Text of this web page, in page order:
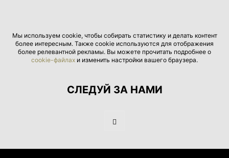
Мы используем cookie, чтобы собирать статистику и делать контент
более интересным. Также cookie используются для отображения
более релевантной рекламы. Вы можете прочитать подробнее о
cookie-файлах и изменить настройки вашего браузера.
СЛЕДУЙ ЗА НАМИ